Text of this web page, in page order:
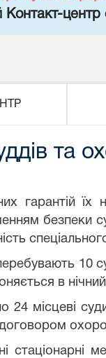
центр
та
гарантій
10
в
місцеві
стаціонарні